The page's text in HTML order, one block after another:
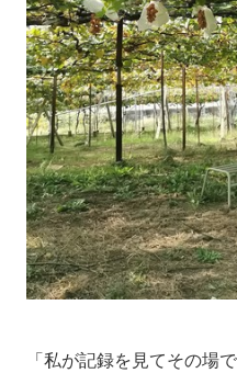
「私が記録を見てその場